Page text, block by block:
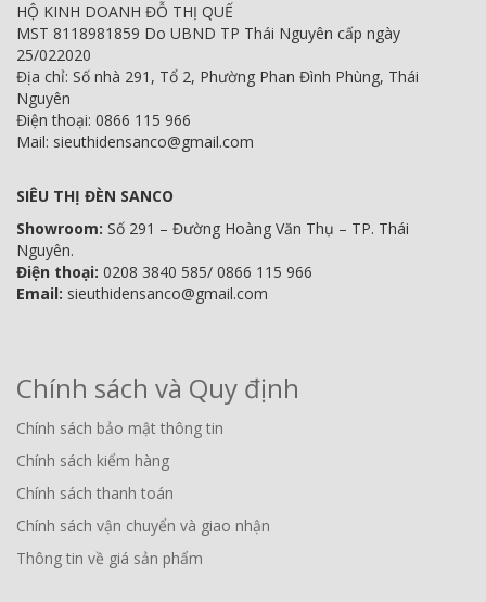
HỘ KINH DOANH ĐỖ THỊ QUẾ
MST 8118981859 Do UBND TP Thái Nguyên cấp ngày
25/022020
Địa chỉ: Số nhà 291, Tổ 2, Phường Phan Đình Phùng, Thái
Nguyên
Điện thoại: 0866 115 966
Mail: sieuthidensanco@gmail.com
SIÊU THỊ ĐÈN SANCO
Showroom: Số 291 – Đường Hoàng Văn Thụ – TP. Thái
Nguyên.
Điện thoại: 0208 3840 585/ 0866 115 966
Email: sieuthidensanco@gmail.com
Chính sách và Quy định
Chính sách bảo mật thông tin
Chính sách kiểm hàng
Chính sách thanh toán
Chính sách vận chuyển và giao nhận
Thông tin về giá sản phẩm